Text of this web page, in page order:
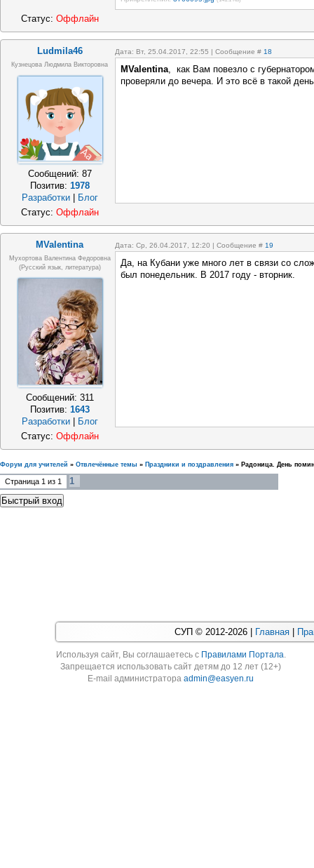
Статус: Оффлайн
Ludmila46 Дата: Вт, 25.04.2017, 22:55 | Сообщение # 18
Кузнецова Людмила Викторовна
Сообщений: 87
Позитив: 1978
Разработки
Блог
MValentina, как Вам повезло с
проверяли до вечера. И это всё в такой
Статус: Оффлайн
MValentina Дата: Ср, 26.04.2017, 12:20 | Сообщение # 19
Мухортова Валентина Федоровна
(русский язык, литература)
Сообщений: 311
Позитив: 1643
Разработки
Блог
Да, на Кубани уже много лет в связи со
был понедельник. В 2017 году - вторник.
Статус: Оффлайн
Форум для учителей » Отвлечённые темы » Праздники и поздравления » Радоница. День
Страница 1 из 1 1
СУП © 2012-2026 | Главная
Используя cайт, Вы соглашаетесь с Правилами Портала.
Запрещается использовать сайт детям до 12 лет (12+)
E-mail администратораadmin@easyen.ru